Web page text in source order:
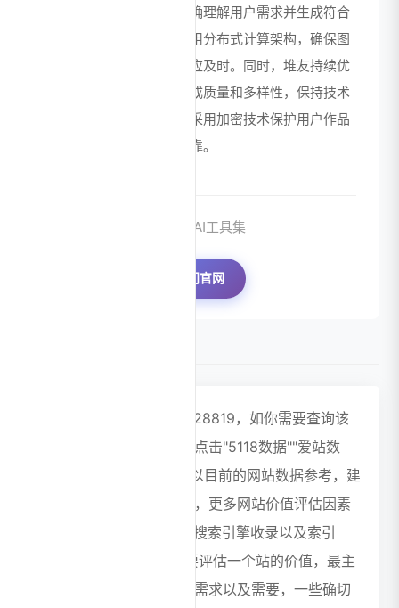
大规模数据训练，能够准确理解用户需求并生成符合
预期的设计作品。平台采用分布式计算架构，确保图
像处理和生成速度快，响应及时。同时，堆友持续优
化算法模型，不断提升生成质量和多样性，保持技术
领先性。数据安全方面，采用加密技术保护用户作品
和隐私，确保使用安全可靠。
来源：AI工具集
访问官网
堆友AI浏览人数已经达到28819，如你需要查询该
站的相关权重信息，可以点击"5118数据""爱站数
据""Chinaz数据"进入； 以目前的网站数据参考，建
议大家请以爱站数据为准，更多网站价值评估因素
如：堆友AI的访问速度、搜索引擎收录以及索引
量、用户体验等； 当然要评估一个站的价值，最主
要还是需要根据您自身的需求以及需要，一些确切